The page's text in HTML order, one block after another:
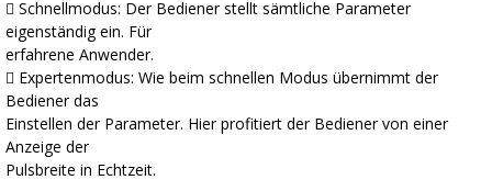
 Schnellmodus: Der Bediener stellt sämtliche Parameter
eigenständig ein. Für
erfahrene Anwender.
 Expertenmodus: Wie beim schnellen Modus übernimmt der
Bediener das
Einstellen der Parameter. Hier profitiert der Bediener von einer
Anzeige der
Pulsbreite in Echtzeit.